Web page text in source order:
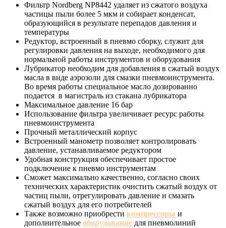
Фильтр Nordberg NP8442 удаляет из сжатого воздуха
частицы пыли более 5 мкм и собирает конденсат,
образующийся в результате перепадов давления и
температуры
Редуктор, встроенный в пневмо сборку, служит для
регулировки давления на выходе, необходимого для
нормальной работы инструментов и оборудования
Лубрикатор необходим для добавления в сжатый воздух
масла в виде аэрозоли для смазки пневмоинструмента.
Во время работы специальное масло дозированно
подается в магистраль из стакана лубрикатора
Максимальное давление 16 бар
Использование фильтра увеличивает ресурс работы
пневмоинструмента
Прочный металлический корпус
Встроенный манометр позволяет контролировать
давление, устанавливаемое редуктором
Удобная конструкция обеспечивает простое
подключение к пневмо инструментам
Сможет максимально качественно, согласно своих
технических характеристик очистить сжатый воздух от
частиц пыли, отрегулировать давление и смазать
сжатый воздух для его потребителей
Также возможно приобрести компрессоры и
дополнительное оборудование для пневмолиний